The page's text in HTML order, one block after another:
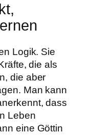
Logik. Sie
die als
die aber
Man kann
dass
Leben
eine Göttin